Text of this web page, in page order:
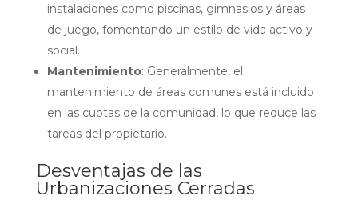
instalaciones como piscinas, gimnasios y áreas
de juego, fomentando un estilo de vida activo y
social.
Mantenimiento: Generalmente, el
mantenimiento de áreas comunes está incluido
en las cuotas de la comunidad, lo que reduce las
tareas del propietario.
Desventajas de las
Urbanizaciones Cerradas